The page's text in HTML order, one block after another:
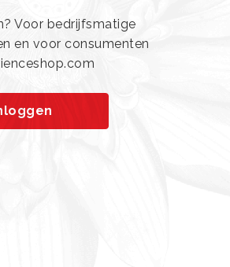
Voor bedrijfsmatige
en voor consumenten